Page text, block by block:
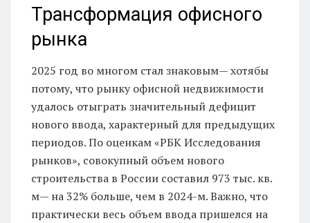
Трансформация офисного
рынка
2025 год во многом стал знаковым— хотябы
потому, что рынку офисной недвижимости
удалось отыграть значительный дефицит
нового ввода, характерный для предыдущих
периодов. По оценкам «РБК Исследования
рынков», совокупный объем нового
строительства в России составил 973 тыс. кв.
м— на 32% больше, чем в 2024-м. Важно, что
практически весь объем ввода пришелся на